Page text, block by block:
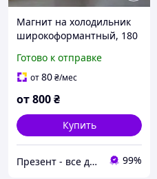
Магнит на холодильник
широкоформантный, 180
Готово к отправке
от80₴/мес
от800₴
Купить
Презент - все для декора 99%